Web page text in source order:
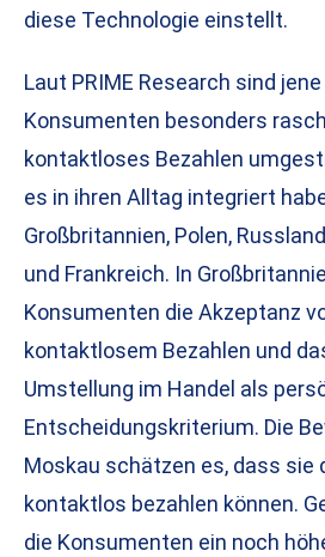
diese Technologie einstellt.
Laut PRIME Research sind
Konsumenten besonders
kontaktloses Bezahlen
es in ihren Alltag integriert
Großbritannien, Polen,
und Frankreich. In
Konsumenten die Akzeptanz
kontaktlosem Bezahlen und
Umstellung im Handel als
Entscheidungskriterium. Die
Moskau schätzen es, dass sie
kontaktlos bezahlen können.
die Konsumenten ein noch